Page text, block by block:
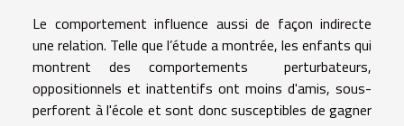
Le comportement influence aussi de façon indirecte
une relation. Telle que l’étude a montrée, les enfants qui
montrent des comportements perturbateurs,
oppositionnels et inattentifs ont moins d'amis, sous-
perforent à l'école et sont donc susceptibles de gagner